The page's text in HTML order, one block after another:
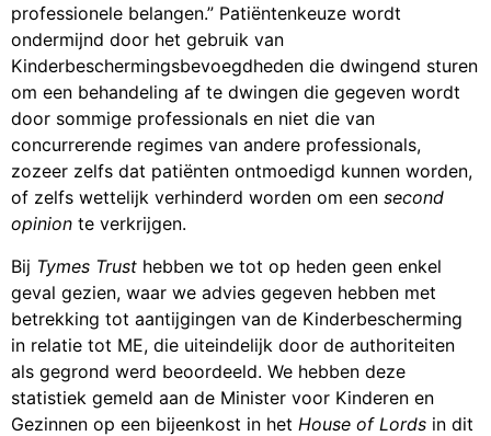
professionele belangen.” Patiëntenkeuze wordt
ondermijnd door het gebruik van
Kinderbeschermingsbevoegdheden die dwingend sturen
om een behandeling af te dwingen die gegeven wordt
door sommige professionals en niet die van
concurrerende regimes van andere professionals,
zozeer zelfs dat patiënten ontmoedigd kunnen worden,
of zelfs wettelijk verhinderd worden om een second
opinion te verkrijgen.
Bij Tymes Trust hebben we tot op heden geen enkel
geval gezien, waar we advies gegeven hebben met
betrekking tot aantijgingen van de Kinderbescherming
in relatie tot ME, die uiteindelijk door de authoriteiten
als gegrond werd beoordeeld. We hebben deze
statistiek gemeld aan de Minister voor Kinderen en
Gezinnen op een bijeenkost in het House of Lords in dit